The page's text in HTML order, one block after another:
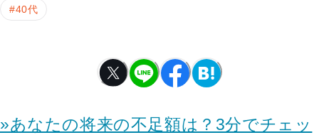
#40代
»あなたの将来の不足額は？3分でチェッ